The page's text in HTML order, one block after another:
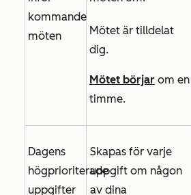
kommande
möten
Mötet är tilldelat
dig.
Mötet börjar om en
timme.
Dagens
högprioriterade
uppgifter
Skapas för varje
uppgift om någon
av dina